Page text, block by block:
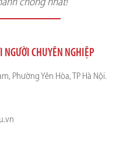
chóng nhất!
NGƯỜI CHUYÊN NGHIỆP
Phường Yên Hòa, TP Hà Nội.